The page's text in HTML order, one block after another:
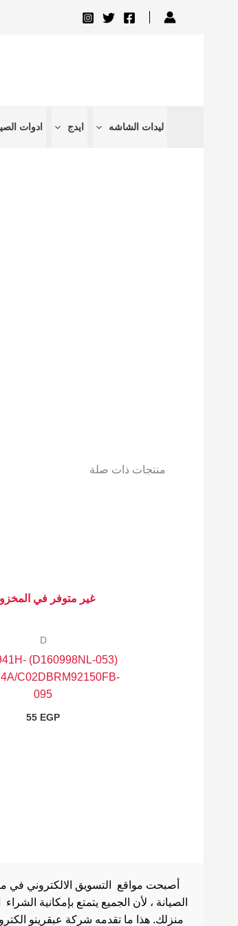
ليدات الشاشه ايدج ادوات
منتجات ذات صلة
غير متوفر في
D
NT39941H-
C02DBRM92150FB-
095
55 EGP
أصبحت مواقع التسويق الالكتروني في
الصيانة ، لأن الجميع يتمتع بإمكانية
منزلك. هذا ما تقدمه شركة عبقرينو